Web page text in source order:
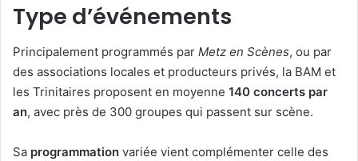
Type d’événements
Principalement programmés par Metz en Scènes, ou par
des associations locales et producteurs privés, la BAM et
les Trinitaires proposent en moyenne 140 concerts par
an, avec près de 300 groupes qui passent sur scène.
Sa programmation variée vient complémenter celle des